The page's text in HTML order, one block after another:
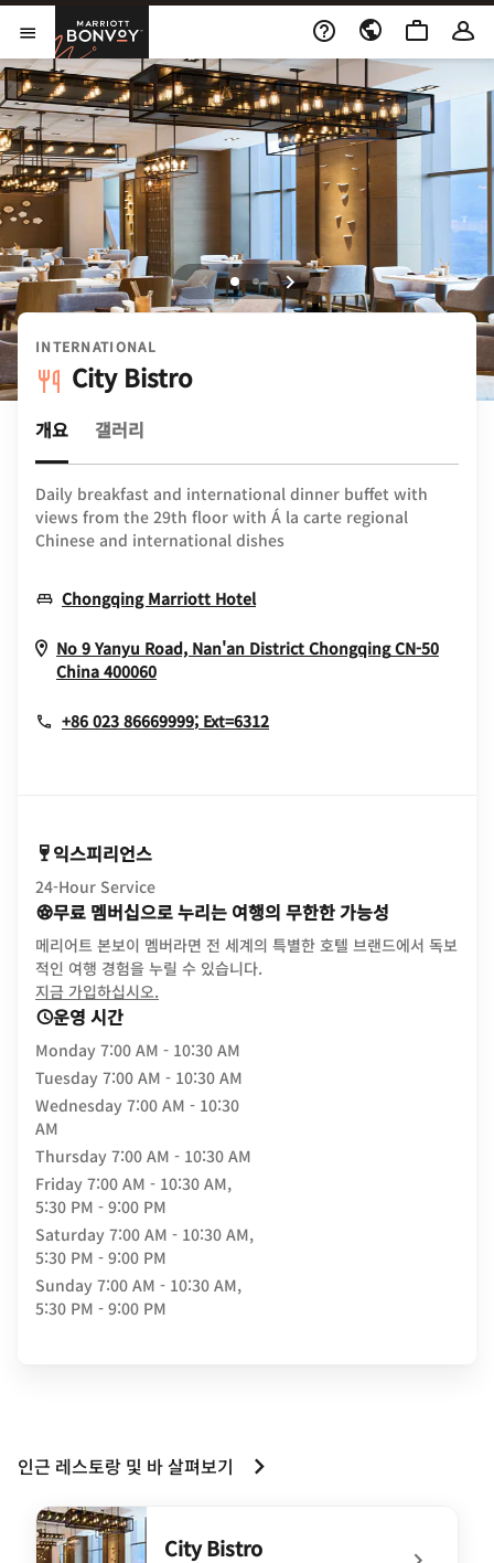
Skip to Content
메뉴 열기
Marriott Bonvoy
INTERNATIONAL
City Bistro
개요 갤러리
Daily breakfast and international dinner buffet with
views from the 29th floor with Á la carte regional
Chinese and international dishes
Chongqing Marriott HotelOpens In New Window
No 9 Yanyu Road, Nan'an District Chongqing CN-50
China 400060Opens In New Window
+86 023 86669999; Ext=6312
익스피리언스
24-Hour Service
무료 멤버십으로 누리는 여행의 무한한 가능성
메리어트 본보이 멤버라면 전 세계의 특별한 호텔 브랜드에서 독보
적인 여행 경험을 누릴 수 있습니다.
지금 가입하십시오.
운영 시간
Monday 7:00 AM - 10:30 AM
Tuesday 7:00 AM - 10:30 AM
Wednesday 7:00 AM - 10:30
AM
Thursday 7:00 AM - 10:30 AM
Friday 7:00 AM - 10:30 AM,
5:30 PM - 9:00 PM
Saturday 7:00 AM - 10:30 AM,
5:30 PM - 9:00 PM
Sunday 7:00 AM - 10:30 AM,
5:30 PM - 9:00 PM
인근 레스토랑 및 바 살펴보기
City Bistro